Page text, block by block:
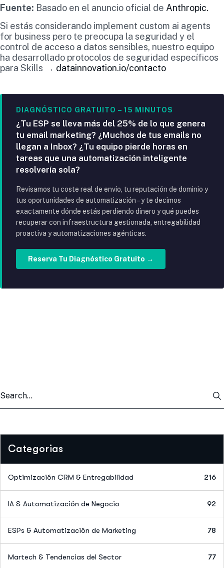
Fuente: Basado en el anuncio oficial de Anthropic.
Si estás considerando implement custom ai agents
for business pero te preocupa la seguridad y el
control de acceso a datos sensibles, nuestro equipo
ha desarrollado protocolos de seguridad específicos
para Skills → datainnovation.io/contacto
DIAGNÓSTICO GRATUITO – 15 MINUTOS
¿Tu ESP se lleva más del 25% de lo que genera
tu email marketing? ¿Muchos de tus emails no
llegan a Inbox? ¿Tu equipo pierde horas en
tareas que una automatización inteligente
resolvería sola?
Revisamos tu coste real de envío, tu reputación de dominio y
tus oportunidades de automatización – y te decimos
exactamente dónde estás perdiendo dinero y qué puedes
recuperar con infraestructura gestionada, entregabilidad
proactiva y automatizaciones agénticas.
Reserva Tu Diagnóstico Gratuito →
Categorias
Optimización CRM & Entregabilidad 216
IA & Automatización de Negocio 92
ESPs & Automatización de Marketing 78
Martech & Tendencias del Sector 77